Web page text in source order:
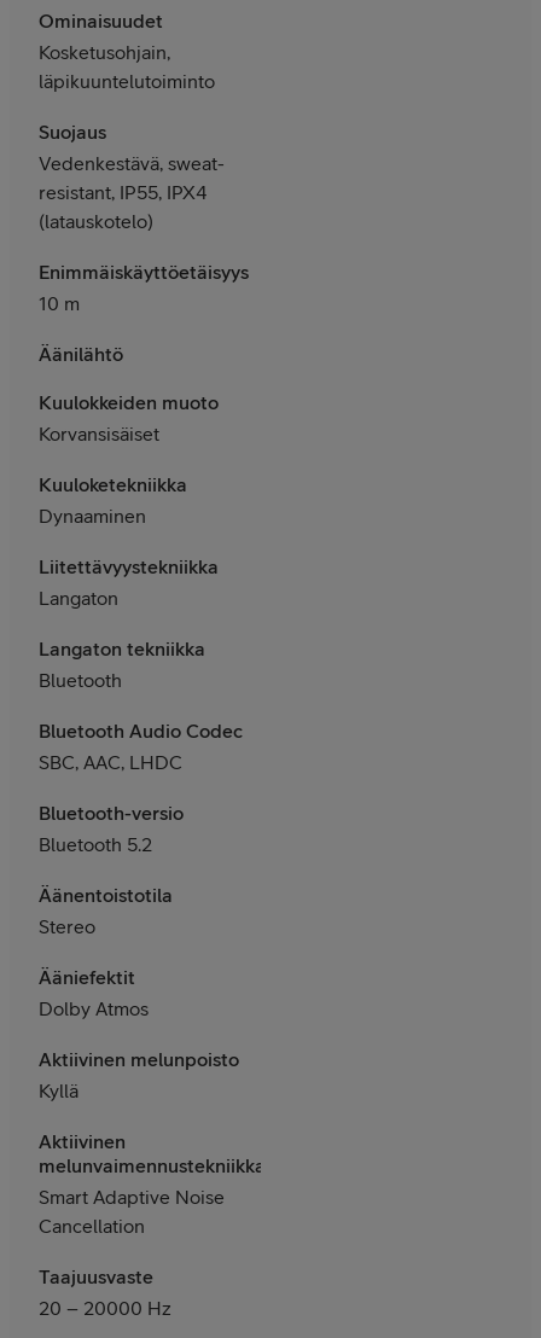
Ominaisuudet
Kosketusohjain,
läpikuuntelutoiminto
Suojaus
Vedenkestävä, sweat-
resistant, IP55, IPX4
(latauskotelo)
Enimmäiskäyttöetäisyys
10 m
Äänilähtö
Kuulokkeiden muoto
Korvansisäiset
Kuuloketekniikka
Dynaaminen
Liitettävyystekniikka
Langaton
Langaton tekniikka
Bluetooth
Bluetooth Audio Codec
SBC, AAC, LHDC
Bluetooth-versio
Bluetooth 5.2
Äänentoistotila
Stereo
Ääniefektit
Dolby Atmos
Aktiivinen melunpoisto
Kyllä
Aktiivinen
melunvaimennustekniikka
Smart Adaptive Noise
Cancellation
Taajuusvaste
20 – 20000 Hz